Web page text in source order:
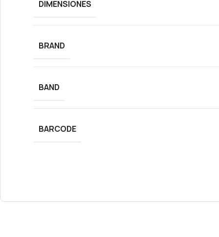
DIMENSIONES
BRAND
BAND
BARCODE